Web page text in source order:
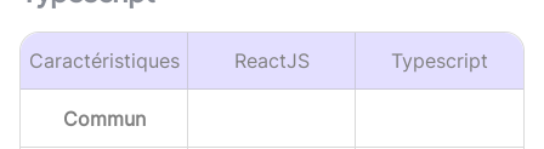
Caractéristiques ReactJS Typescript
Commun